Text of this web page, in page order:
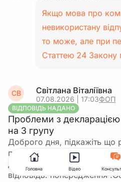
Якщо мова про
невикористану
то може, але при
Статтею 24 Закону
СВ Світлана Віталіївна
07.08.2026 | 17:03ФОП
ВІДПОВІДЬ НАДАНО
Проблеми з
на 3 групу
Доброго дня, підкажіть що
перейшла на 3-ю групу
декларацію по формі
відповідь: попередження
Головна Відео